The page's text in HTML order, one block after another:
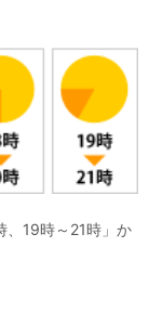
、19時～21時」か